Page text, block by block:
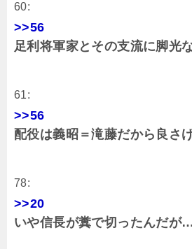
60:
>>56
足利将軍家とその支流に脚光
61:
>>56
配役は義昭＝滝藤だから良さ
78:
>>20
いや信長が糞で切ったんだが…